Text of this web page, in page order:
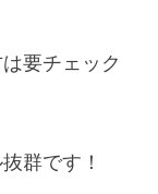
要チェック
群です！